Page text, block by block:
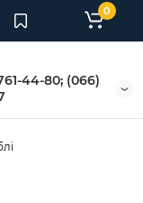
44-80; (066)
0